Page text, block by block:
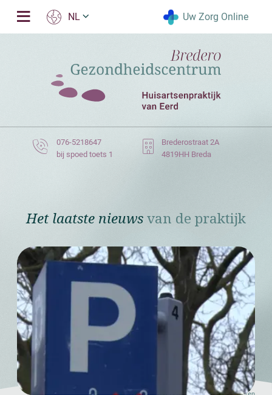
NL Uw Zorg Online
076-5218647
bij spoed toets 1
Brederostraat 2A
4819HH Breda
Het laatste nieuwsvan de praktijk